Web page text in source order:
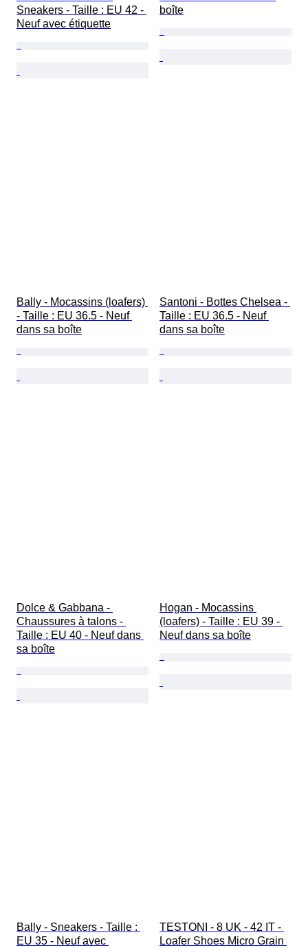
Sneakers - Taille : EU 42 -
Neuf avec étiquette
boîte
Bally - Mocassins (loafers)
- Taille : EU 36.5 - Neuf
dans sa boîte
Santoni - Bottes Chelsea -
Taille : EU 36.5 - Neuf
dans sa boîte
Dolce & Gabbana -
Chaussures à talons -
Taille : EU 40 - Neuf dans
sa boîte
Hogan - Mocassins
(loafers) - Taille : EU 39 -
Neuf dans sa boîte
Bally - Sneakers - Taille :
EU 35 - Neuf avec
TESTONI - 8 UK - 42 IT -
Loafer Shoes Micro Grain